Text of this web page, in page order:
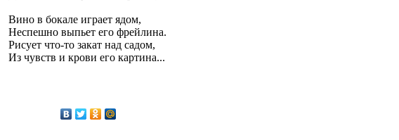
Вино в бокале играет ядом,
Неспешно выпьет его фрейлина.
Рисует что-то закат над садом,
Из чувств и крови его картина...